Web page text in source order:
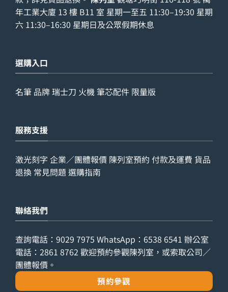
年工業大廈 13 樓 B11 室 星期一至五 11:30–19:30 星期
六 11:30–16:30 星期日及公眾假期休息
選購入口
名筆 品牌瑞士刀 火機筆芯配件 限量版
服務支援
激光刻字 企業／團體報價 陳列室預約 付款及運費 貨品
退換 常見問題 選購指南
聯絡我們
查詢電話： 9029 7975 WhatsApp： 6538 6541 辦公室
電話： 2861 8762 歡迎預約參觀陳列室，或索取公司／
團體報價。
預約參觀